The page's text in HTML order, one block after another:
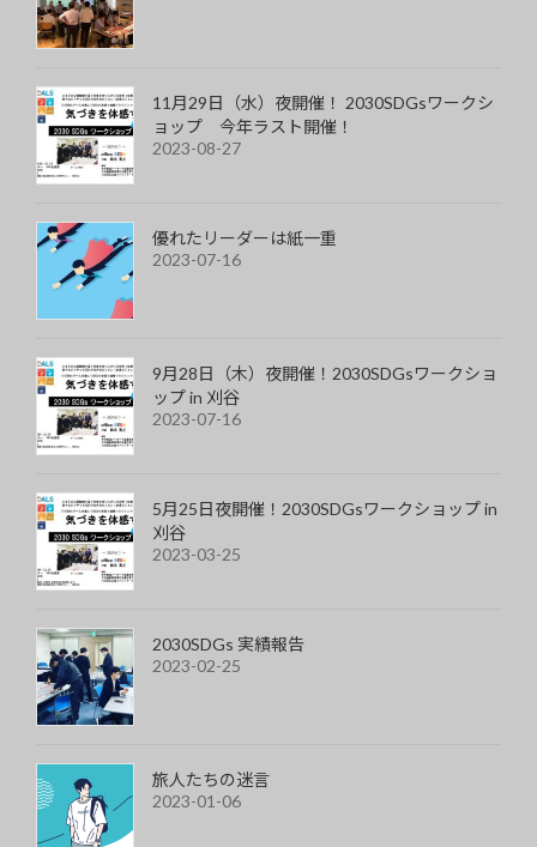
11月29日（水）夜開催！ 2030SDGsワークシ
ョップ 今年ラスト開催！
2023-08-27
優れたリーダーは紙一重
2023-07-16
9月28日（木）夜開催！2030SDGsワークショ
ップ in 刈谷
2023-07-16
5月25日夜開催！2030SDGsワークショップ in
刈谷
2023-03-25
2030SDGs 実績報告
2023-02-25
旅人たちの迷言
2023-01-06